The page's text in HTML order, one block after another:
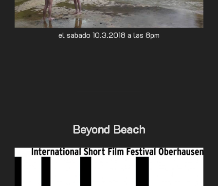
el sabado 10.3.2018 a las 8pm
Beyond Beach